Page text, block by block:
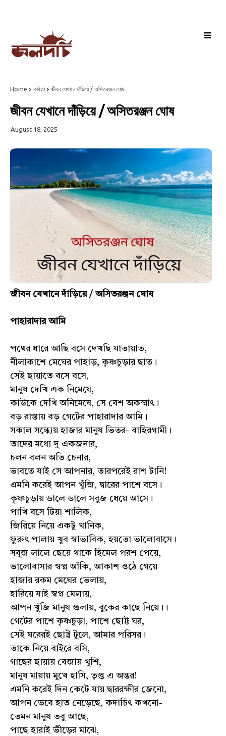
Home কবিতা জীবন যেখানে দাঁড়িয়ে / অসিতরঞ্জন ঘোষ
জীবন যেখানে দাঁড়িয়ে / অসিতরঞ্জন ঘোষ
August 18, 2025
জীবন যেখানে দাঁড়িয়ে / অসিতরঞ্জন ঘোষ
পাহারাদার আমি
পথের ধারে আছি বসে দেখছি যাতায়াত,
নীলাকাশে মেঘের পাহাড়, কৃষ্ণচুড়ার ছাত।
সেই ছায়াতে বসে বসে,
মানুষ দেখি এক নিমেষে,
কাউকে দেখি অনিমেষে, সে বেশ অকস্মাৎ।
বড় রাস্তায় বড় গেটের পাহারাদার আমি।
সকাল সন্ধ্যেয় হাজার মানুষ ভিতর- বাহিরগামী।
তাদের মধ্যে দু একজনার,
চলন বলন অতি চেনার,
ভাবতে যাই সে আপনার, তারপরেই রাশ টানি!
এমনি করেই আপন খুঁজি, দ্বারের পাশে বসে।
কৃষ্ণচুড়ায় ডালে ডালে সবুজ ধেয়ে আসে।
পাখি বসে টিয়া শালিক,
জিরিয়ে নিয়ে একটু খানিক,
ফুরুৎ পালায় খুব স্বাভাবিক, হয়তো ভালোবাসে।
সবুজ লালে ছেয়ে থাকে হিমেল পরশ পেয়ে,
ভালোবাসার স্বপ্ন আঁকি, আকাশ ওঠে গেয়ে
হাজার রকম মেঘের ভেলায়,
হারিয়ে যাই স্বপ্ন মেলায়,
আপন খুঁজি মানুষ গুলায়, বুকের কাছে নিয়ে।।
গেটের পাশে কৃষ্ণচুড়া, পাশে ছোট্ট ঘর,
সেই ঘরেরই ছোট্ট টুলে, আমার পরিসর।
তাকে নিয়ে বাইরে বসি,
গাছের ছায়ায় বেজায় খুশি,
মানুষ মায়ায় মুখে হাসি, তৃপ্ত এ অন্তর!
এমনি করেই দিন কেটে যায় দ্বাররক্ষীর জেনো,
আপন ভেবে হাত নেড়েছে, কদাচিৎ কখনো-
তেমন মানুষ তবু আছে,
পাছে হারাই ভীড়ের মাঝে,